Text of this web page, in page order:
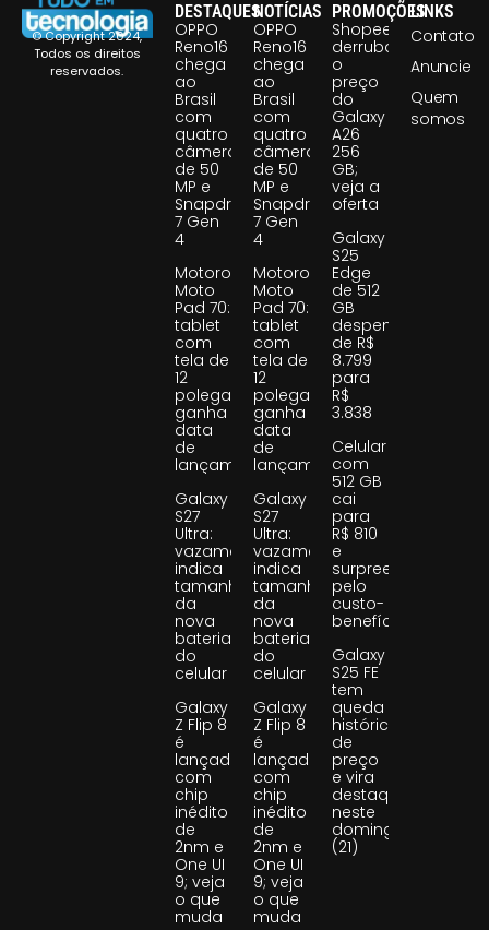
© Copyright 2024,
Todos os direitos
reservados.
DESTAQUES
OPPO
Reno16
chega
ao
Brasil
com
quatro
câmeras
de 50
MP e
Snapdragon
7 Gen
4
Motorola
Moto
Pad 70:
tablet
com
tela de
12
polegadas
ganha
data
de
lançamento
Galaxy
S27
Ultra:
vazamento
indica
tamanho
da
nova
bateria
do
celular
Galaxy
Z Flip 8
é
lançado
com
chip
inédito
de
2nm e
One UI
9; veja
o que
muda
NOTÍCIAS
OPPO
Reno16
chega
ao
Brasil
com
quatro
câmeras
de 50
MP e
Snapdragon
7 Gen
4
Motorola
Moto
Pad 70:
tablet
com
tela de
12
polegadas
ganha
data
de
lançamento
Galaxy
S27
Ultra:
vazamento
indica
tamanho
da
nova
bateria
do
celular
Galaxy
Z Flip 8
é
lançado
com
chip
inédito
de
2nm e
One UI
9; veja
o que
muda
PROMOÇÕES
Shopee
derruba
o
preço
do
Galaxy
A26
256
GB;
veja a
oferta
Galaxy
S25
Edge
de 512
GB
despenca
de R$
8.799
para
R$
3.838
Celular
com
512 GB
cai
para
R$ 810
e
surpreende
pelo
custo-
benefício
Galaxy
S25 FE
tem
queda
histórica
de
preço
e vira
destaque
neste
domingo
(21)
LINKS
Contato
Anuncie
Quem
somos